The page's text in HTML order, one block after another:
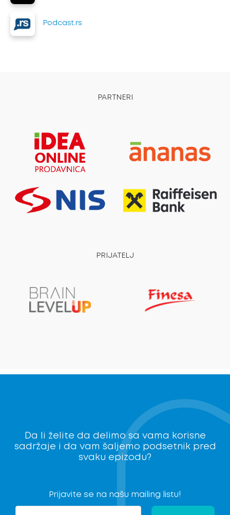
Podcast.rs
PARTNERI
PRIJATELJ
Da li želite da delimo sa vama korisne
sadržaje i da vam šaljemo podsetnik pred
svaku epizodu?
Prijavite se na našu mailing listu!